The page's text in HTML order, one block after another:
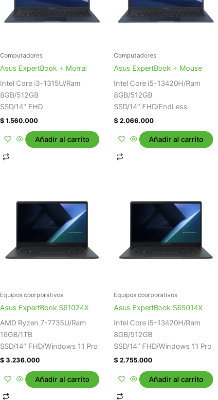
Computadores
Asus ExpertBook + Morral
Intel Core i3-1315U/Ram
8GB/512GB
SSD/14″ FHD
$ 1.560.000
Añadir al carrito
Computadores
Asus ExpertBook + Mouse
Intel Core i5-13420H/Ram
8GB/512GB
SSD/14″ FHD/EndLess
$ 2.066.000
Añadir al carrito
Equipos coorporativos
Asus ExpertBook S61024X
AMD Ryzen 7-7735U/Ram
16GB/1TB
SSD/14″ FHD/Windows 11 Pro
$ 3.236.000
Añadir al carrito
Equipos coorporativos
Asus ExpertBook S65014X
Intel Core i5-13420H/Ram
8GB/512GB
SSD/14″ FHD/Windows 11 Pro
$ 2.755.000
Añadir al carrito